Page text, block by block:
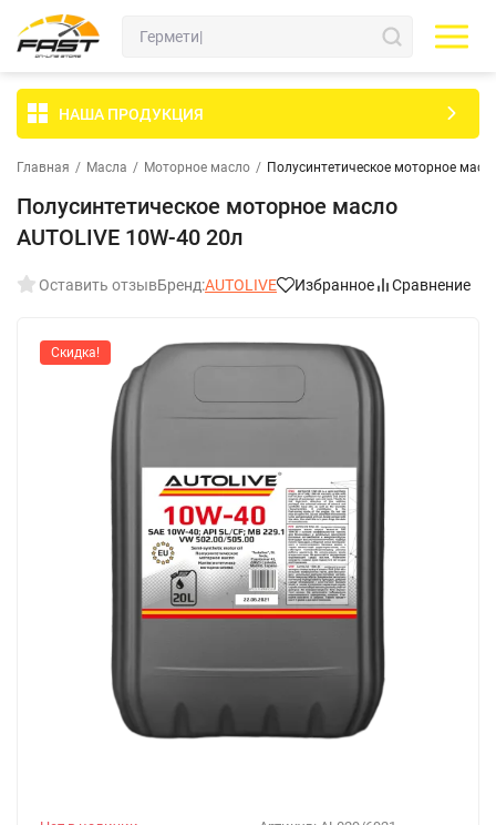
НАША ПРОДУКЦИЯ
Главная / Масла / Моторное масло / Полуcинтетическое моторное
Полуcинтетическое моторное масло
AUTOLIVE 10W-40 20л
Оставить отзывБренд:AUTOLIVE Избранное Сравнение
Скидка!